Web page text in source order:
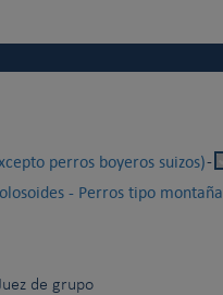
perros boyeros suizos)-
- Perros tipo
de grupo